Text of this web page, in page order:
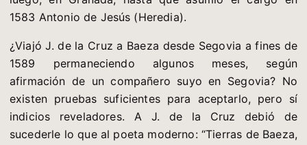
1583 Antonio de Jesús (Heredia).
¿Viajó J. de la Cruz a Baeza desde Segovia a fines de
1589 permaneciendo algunos meses, según
afirmación de un compañero suyo en Segovia? No
existen pruebas suficientes para aceptarlo, pero sí
indicios reveladores. A J. de la Cruz debió de
sucederle lo que al poeta moderno: “Tierras de Baeza,